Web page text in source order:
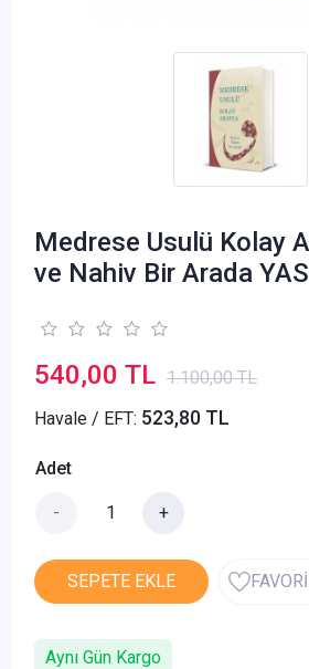
Medrese Usulü Kolay
ve Nahiv Bir Arada
540,00 TL 1.100,00 TL
Havale / EFT: 523,80 TL
Adet
- +
SEPETE EKLE
Aynı Gün Kargo